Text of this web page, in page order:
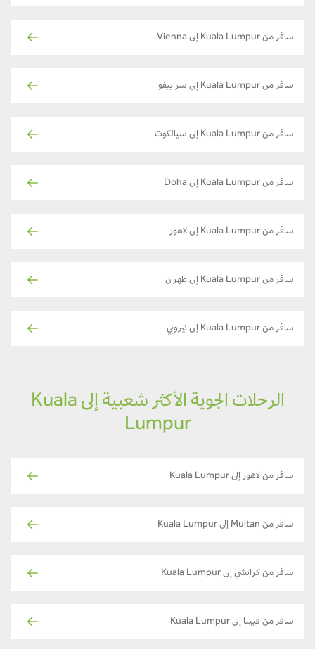
سافر من Kuala Lumpur إلى Vienna
سافر من Kuala Lumpur إلى سراييفو
سافر من Kuala Lumpur إلى سيالكوت
سافر من Kuala Lumpur إلى Doha
سافر من Kuala Lumpur إلى لاهور
سافر من Kuala Lumpur إلى طهران
سافر من Kuala Lumpur إلى نيروبي
الرحلات الجوية الأكثر شعبية إلى Kuala
Lumpur
سافر من لاهور إلى Kuala Lumpur
سافر من Multan إلى Kuala Lumpur
سافر من كراتشي إلى Kuala Lumpur
سافر من فيينا إلى Kuala Lumpur